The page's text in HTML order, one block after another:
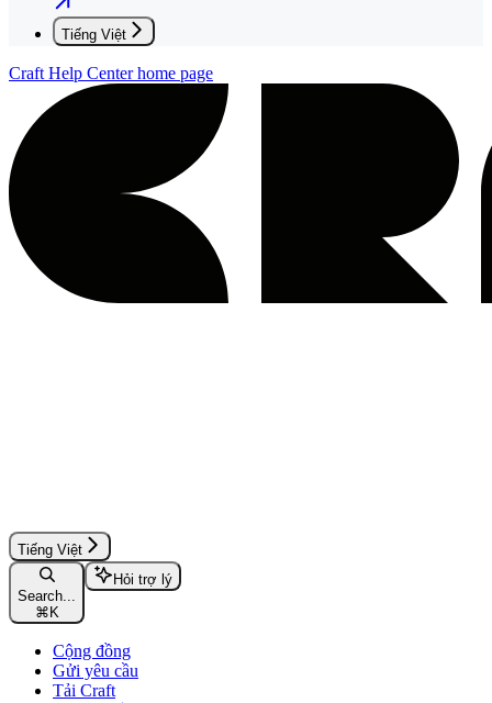
Tiếng Việt
Craft Help Centerhome page
Tiếng Việt
Search...
⌘K
Hỏi trợ lý
Cộng đồng
Gửi yêu cầu
Tải Craft